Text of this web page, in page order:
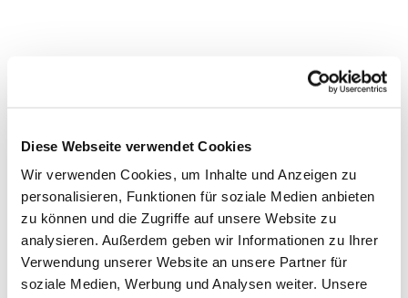
Diese Webseite verwendet Cookies
Wir verwenden Cookies, um Inhalte und Anzeigen zu
personalisieren, Funktionen für soziale Medien anbieten
zu können und die Zugriffe auf unsere Website zu
analysieren. Außerdem geben wir Informationen zu Ihrer
Verwendung unserer Website an unsere Partner für
soziale Medien, Werbung und Analysen weiter. Unsere